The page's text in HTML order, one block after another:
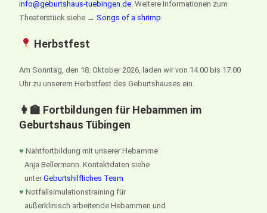
info@geburtshaus-tuebingen.de . Weitere Informationen zum
Theaterstück siehe →Songs of a shrimp
Herbstfest
Am Sonntag, den 18. Oktober 2026, laden wir von 14.00 bis 17.00
Uhr zu unserem Herbstfest des Geburtshauses ein.
👩‍🏫 Fortbildungen für Hebammen im
Geburtshaus Tübingen
♥ Nahtfortbildung mit unserer Hebamme
Anja Bellermann. Kontaktdaten siehe
unterGeburtshilfliches Team
♥ Notfallsimulationstraining für
außerklinisch arbeitende Hebammen und